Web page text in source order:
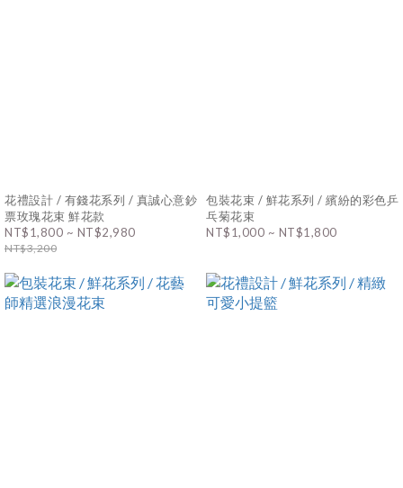
花禮設計 / 有錢花系列 / 真誠心意鈔
票玫瑰花束 鮮花款
NT$1,800 ~ NT$2,980
NT$3,200
包裝花束 / 鮮花系列 / 繽紛的彩色乒
乓菊花束
NT$1,000 ~ NT$1,800